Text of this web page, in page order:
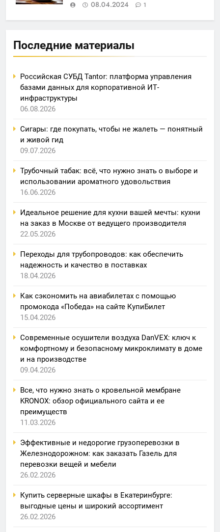
08.04.2024
1
Последние материалы
Российская СУБД Tantor: платформа управления
базами данных для корпоративной ИТ-
инфраструктуры
06.08.2026
Сигары: где покупать, чтобы не жалеть — понятный
и живой гид
09.07.2026
Трубочный табак: всё, что нужно знать о выборе и
использовании ароматного удовольствия
16.06.2026
Идеальное решение для кухни вашей мечты: кухни
на заказ в Москве от ведущего производителя
22.05.2026
Переходы для трубопроводов: как обеспечить
надежность и качество в поставках
18.04.2026
Как сэкономить на авиабилетах с помощью
промокода «Победа» на сайте КупиБилет
15.04.2026
Современные осушители воздуха DanVEX: ключ к
комфортному и безопасному микроклимату в доме
и на производстве
09.04.2026
Все, что нужно знать о кровельной мембране
KRONOX: обзор официального сайта и ее
преимуществ
11.03.2026
Эффективные и недорогие грузоперевозки в
Железнодорожном: как заказать Газель для
перевозки вещей и мебели
26.02.2026
Купить серверные шкафы в Екатеринбурге:
выгодные цены и широкий ассортимент
26.02.2026